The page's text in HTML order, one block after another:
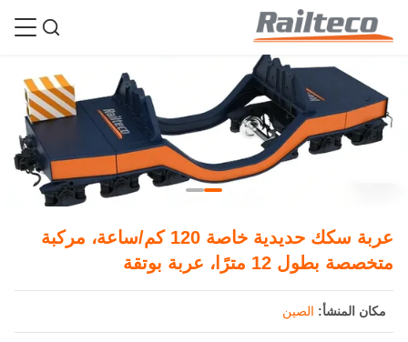
عربة سكك حديدية خاصة 120 كم/ساعة، مركبة
متخصصة بطول 12 مترًا، عربة بوتقة
مكان المنشأ: الصين